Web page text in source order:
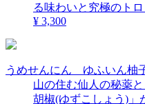
る味わいと究極のト
¥ 3,300
うめせんにん ゆふいん柚
山の住む仙人の秘薬
胡椒(ゆずこしょう)」